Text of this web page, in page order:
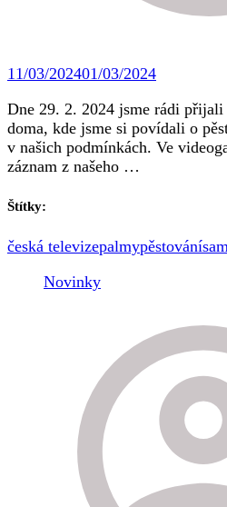
11/03/202401/03/2024
Dne 29. 2. 2024 jsme rádi přijali
doma, kde jsme si povídali o
v našich podmínkách. Ve
záznam z našeho …
Štítky:
česká televizepalmypěstování
Novinky